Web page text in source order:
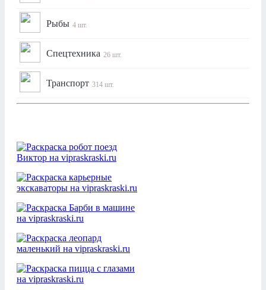
Рыбы 4 шт.
Спецтехника 26 шт.
Транспорт 314 шт.